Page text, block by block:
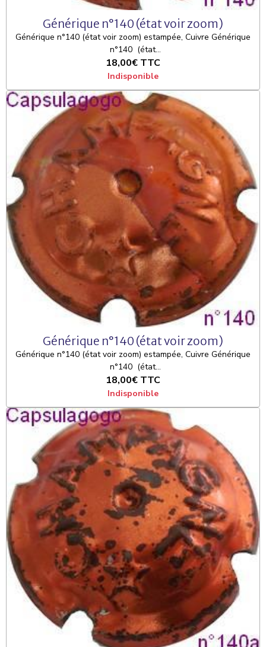
Générique n°140 (état voir zoom)
Générique n°140 (état voir zoom) estampée, Cuivre Générique
n°140 (état...
18,00€ TTC
Indisponible
Générique n°140 (état voir zoom)
Générique n°140 (état voir zoom) estampée, Cuivre Générique
n°140 (état...
18,00€ TTC
Indisponible